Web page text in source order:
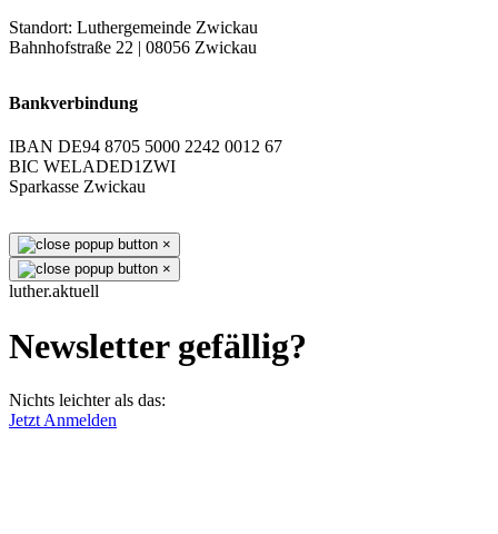
Standort: Luthergemeinde Zwickau
Bahnhofstraße 22 | 08056 Zwickau
Bankverbindung
IBAN DE94 8705 5000 2242 0012 67
BIC WELADED1ZWI
Sparkasse Zwickau
×
×
luther.aktuell
Newsletter gefällig?
Nichts leichter als das:
Jetzt Anmelden